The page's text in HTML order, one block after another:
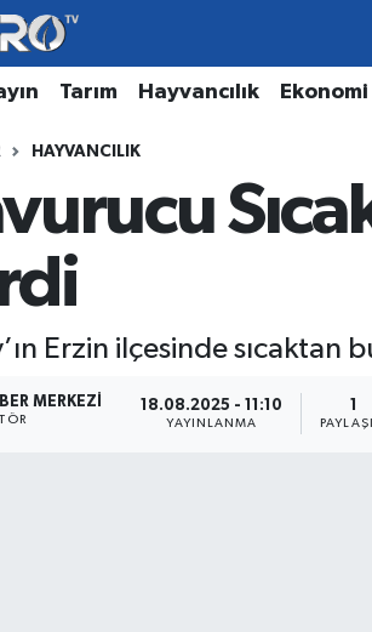
Tarım Hayvancılık Ekonomi
HAYVANCILIK
Erzin ilçesinde
MERKEZI 18.08.2025 - 11:10
YAYINLANMA
1
ve Fikstür